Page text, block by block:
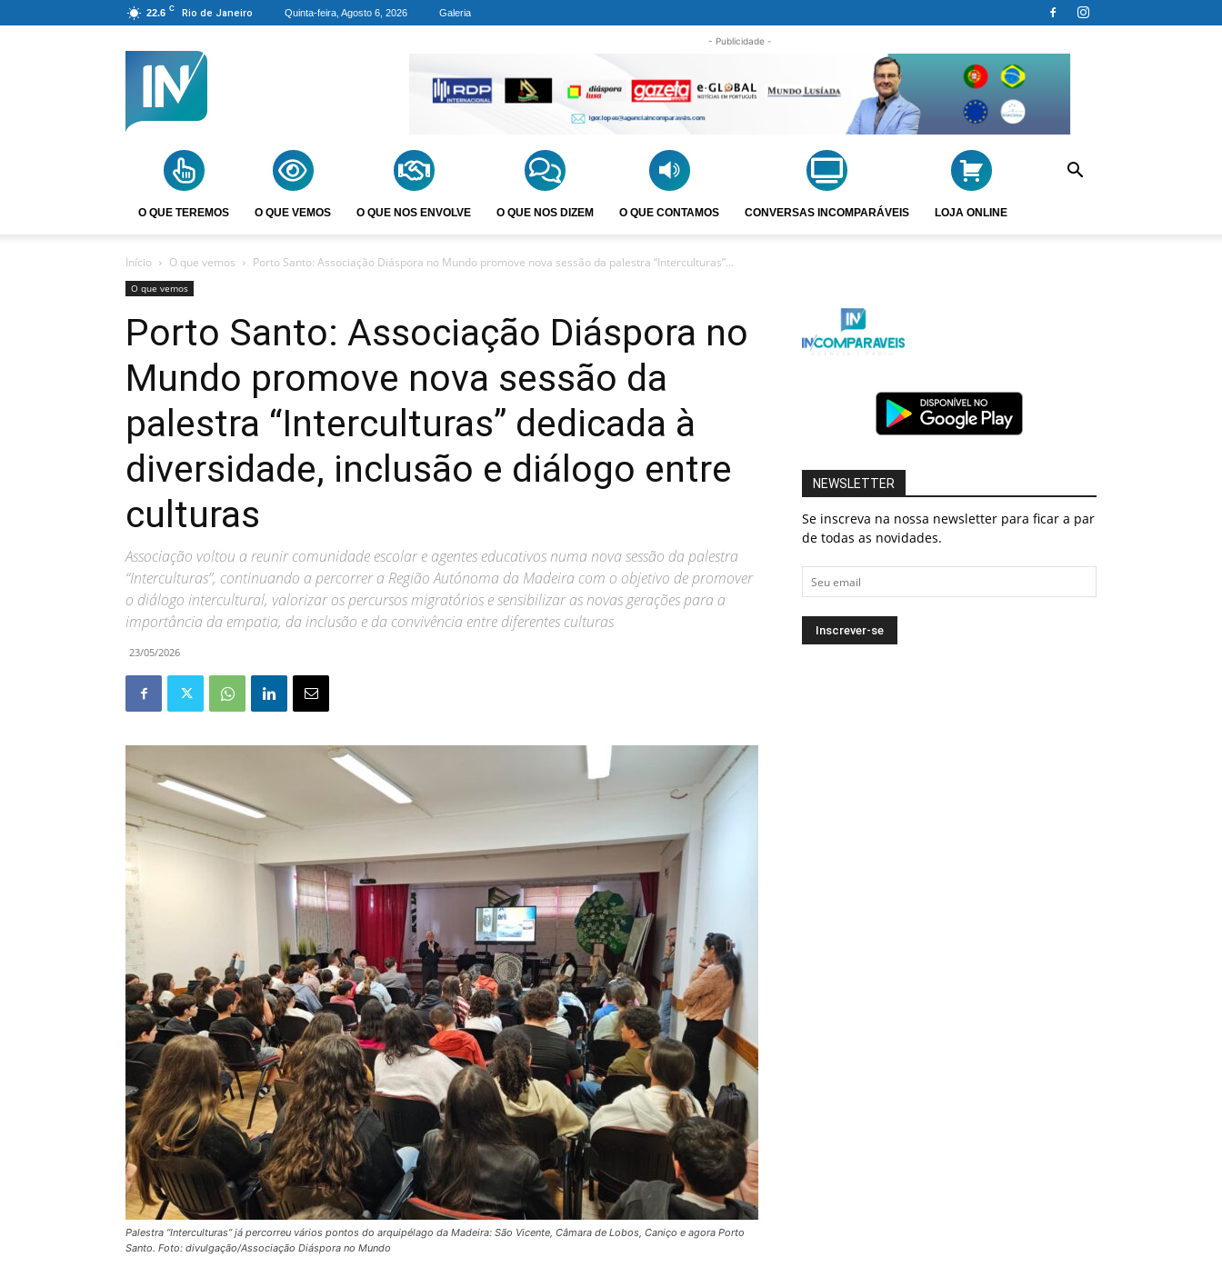
22.6 C Rio de Janeiro Quinta-feira, Agosto 6, 2026 Galeria
- Publicidade -
O QUE TEREMOS O QUE VEMOS O QUE NOS ENVOLVE O QUE NOS DIZEM O QUE CONTAMOS CONVERSAS INCOMPARÁVEIS LOJA ONLINE
Início O que vemos Porto Santo: Associação Diáspora no Mundo promove nova sessão da palestra “Interculturas”...
O que vemos
Porto Santo: Associação Diáspora no
Mundo promove nova sessão da
palestra “Interculturas” dedicada à
diversidade, inclusão e diálogo entre
culturas
Associação voltou a reunir comunidade escolar e agentes educativos numa nova sessão da palestra
“Interculturas”, continuando a percorrer a Região Autónoma da Madeira com o objetivo de promover
o diálogo intercultural, valorizar os percursos migratórios e sensibilizar as novas gerações para a
importância da empatia, da inclusão e da convivência entre diferentes culturas
23/05/2026
Palestra “Interculturas” já percorreu vários pontos do arquipélago da Madeira: São Vicente, Câmara de Lobos, Caniço e agora Porto
Santo. Foto: divulgação/Associação Diáspora no Mundo
NEWSLETTER
Se inscreva na nossa newsletter para ficar a par
de todas as novidades.